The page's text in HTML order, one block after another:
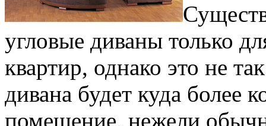
угловые диваны только
квартир, однако это не
дивана будет куда более
помещение, нежели